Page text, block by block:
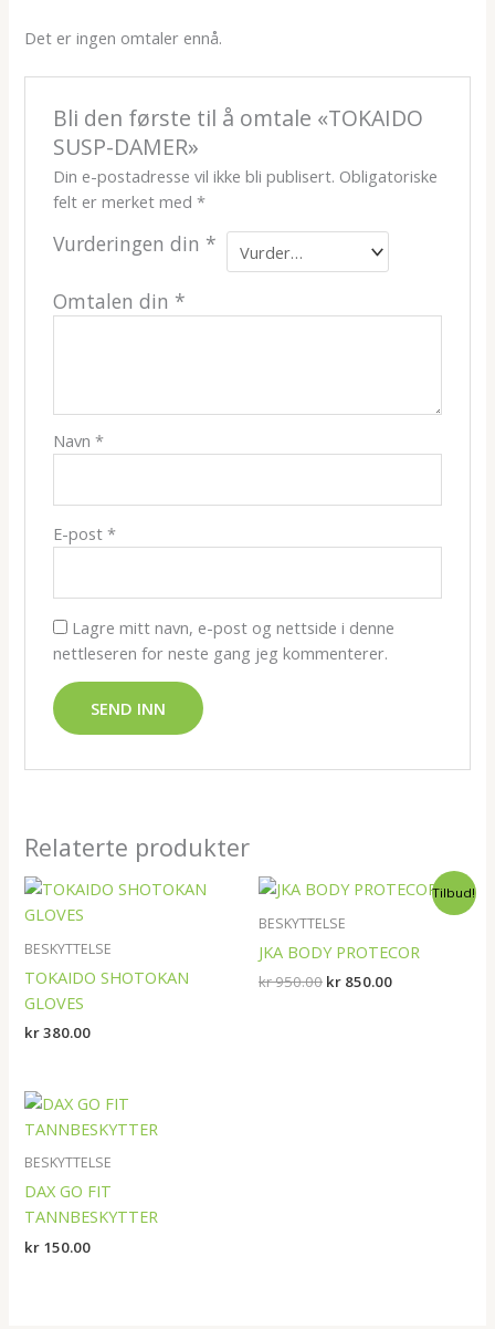
Det er ingen omtaler ennå.
Bli den første til å omtale «TOKAIDO
SUSP-DAMER»
Din e-postadresse vil ikke bli publisert. Obligatoriske
felt er merket med *
Vurderingen din *
Omtalen din *
Navn *
E-post *
Lagre mitt navn, e-post og nettside i denne
nettleseren for neste gang jeg kommenterer.
Relaterte produkter
BESKYTTELSE
TOKAIDO SHOTOKAN
GLOVES
kr380.00
Tilbud!
BESKYTTELSE
JKA BODY PROTECOR
kr950.00
Opprinnelig
var:
kr 850.00
Nåværende
BESKYTTELSE
DAX GO FIT
TANNBESKYTTER
kr 150.00